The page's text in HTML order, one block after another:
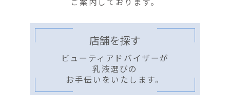
店舗を探す
ビューティアドバイザーが
乳液選びの
お手伝いをいたします。